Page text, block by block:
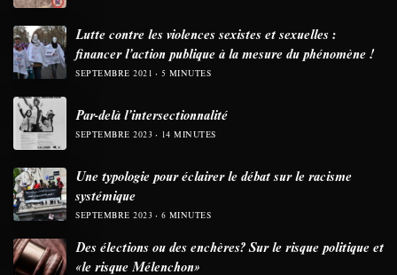
Lutte contre les violences sexistes et sexuelles :
financer l’action publique à la mesure du phénomène !
SEPTEMBRE 2021 5 MINUTES
Par-delà l’intersectionnalité
SEPTEMBRE 2023 14 MINUTES
Une typologie pour éclairer le débat sur le racisme
systémique
SEPTEMBRE 2023 6 MINUTES
Des élections ou des enchères? Sur le risque politique et
«le risque Mélenchon»